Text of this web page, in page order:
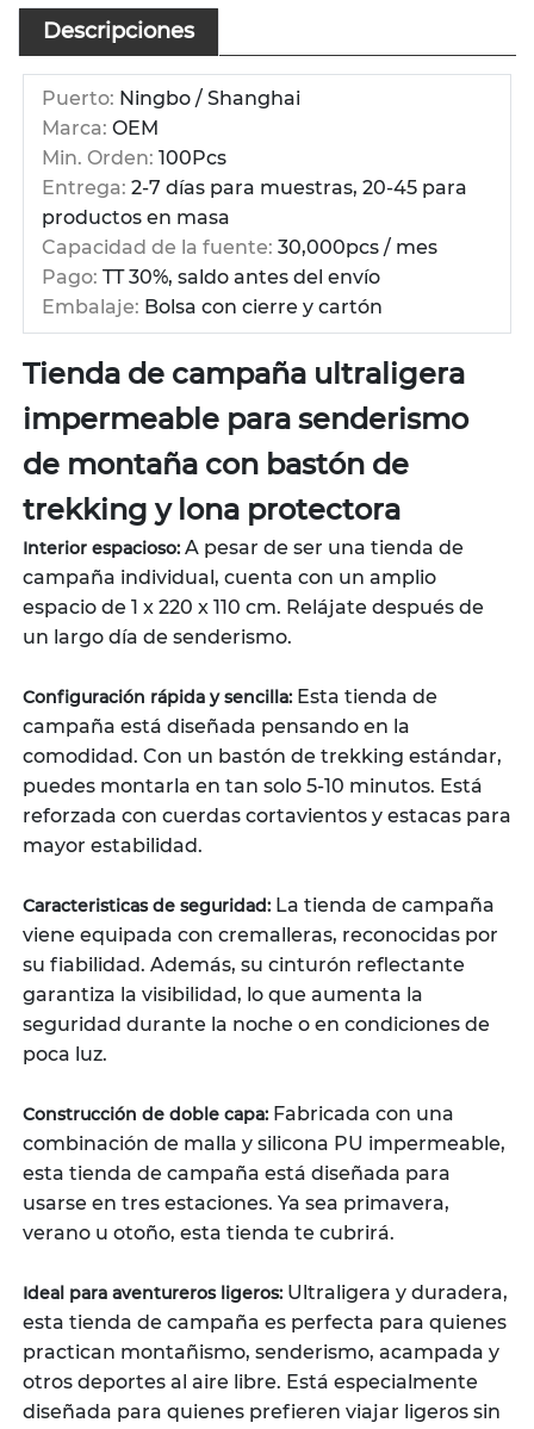
Descripciones
Puerto: Ningbo / Shanghai
Marca: OEM
Min. Orden: 100Pcs
Entrega: 2-7 días para muestras, 20-45 para
productos en masa
Capacidad de la fuente: 30,000pcs / mes
Pago: TT 30%, saldo antes del envío
Embalaje: Bolsa con cierre y cartón
Tienda de campaña ultraligera
impermeable para senderismo
de montaña con bastón de
trekking y lona protectora
Interior espacioso: A pesar de ser una tienda de
campaña individual, cuenta con un amplio
espacio de 1 x 220 x 110 cm. Relájate después de
un largo día de senderismo.
Configuración rápida y sencilla: Esta tienda de
campaña está diseñada pensando en la
comodidad. Con un bastón de trekking estándar,
puedes montarla en tan solo 5-10 minutos. Está
reforzada con cuerdas cortavientos y estacas para
mayor estabilidad.
Caracteristicas de seguridad: La tienda de campaña
viene equipada con cremalleras, reconocidas por
su fiabilidad. Además, su cinturón reflectante
garantiza la visibilidad, lo que aumenta la
seguridad durante la noche o en condiciones de
poca luz.
Construcción de doble capa: Fabricada con una
combinación de malla y silicona PU impermeable,
esta tienda de campaña está diseñada para
usarse en tres estaciones. Ya sea primavera,
verano u otoño, esta tienda te cubrirá.
Ideal para aventureros ligeros: Ultraligera y duradera,
esta tienda de campaña es perfecta para quienes
practican montañismo, senderismo, acampada y
otros deportes al aire libre. Está especialmente
diseñada para quienes prefieren viajar ligeros sin